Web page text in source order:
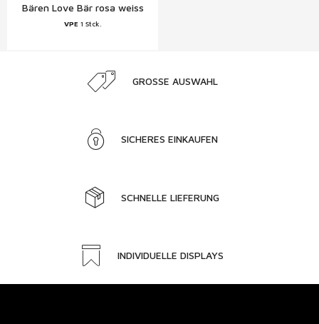
Bären Love Bär rosa weiss
13cm Schweiz
VPE 1 Stck.
GROSSE AUSWAHL
SICHERES EINKAUFEN
SCHNELLE LIEFERUNG
INDIVIDUELLE DISPLAYS